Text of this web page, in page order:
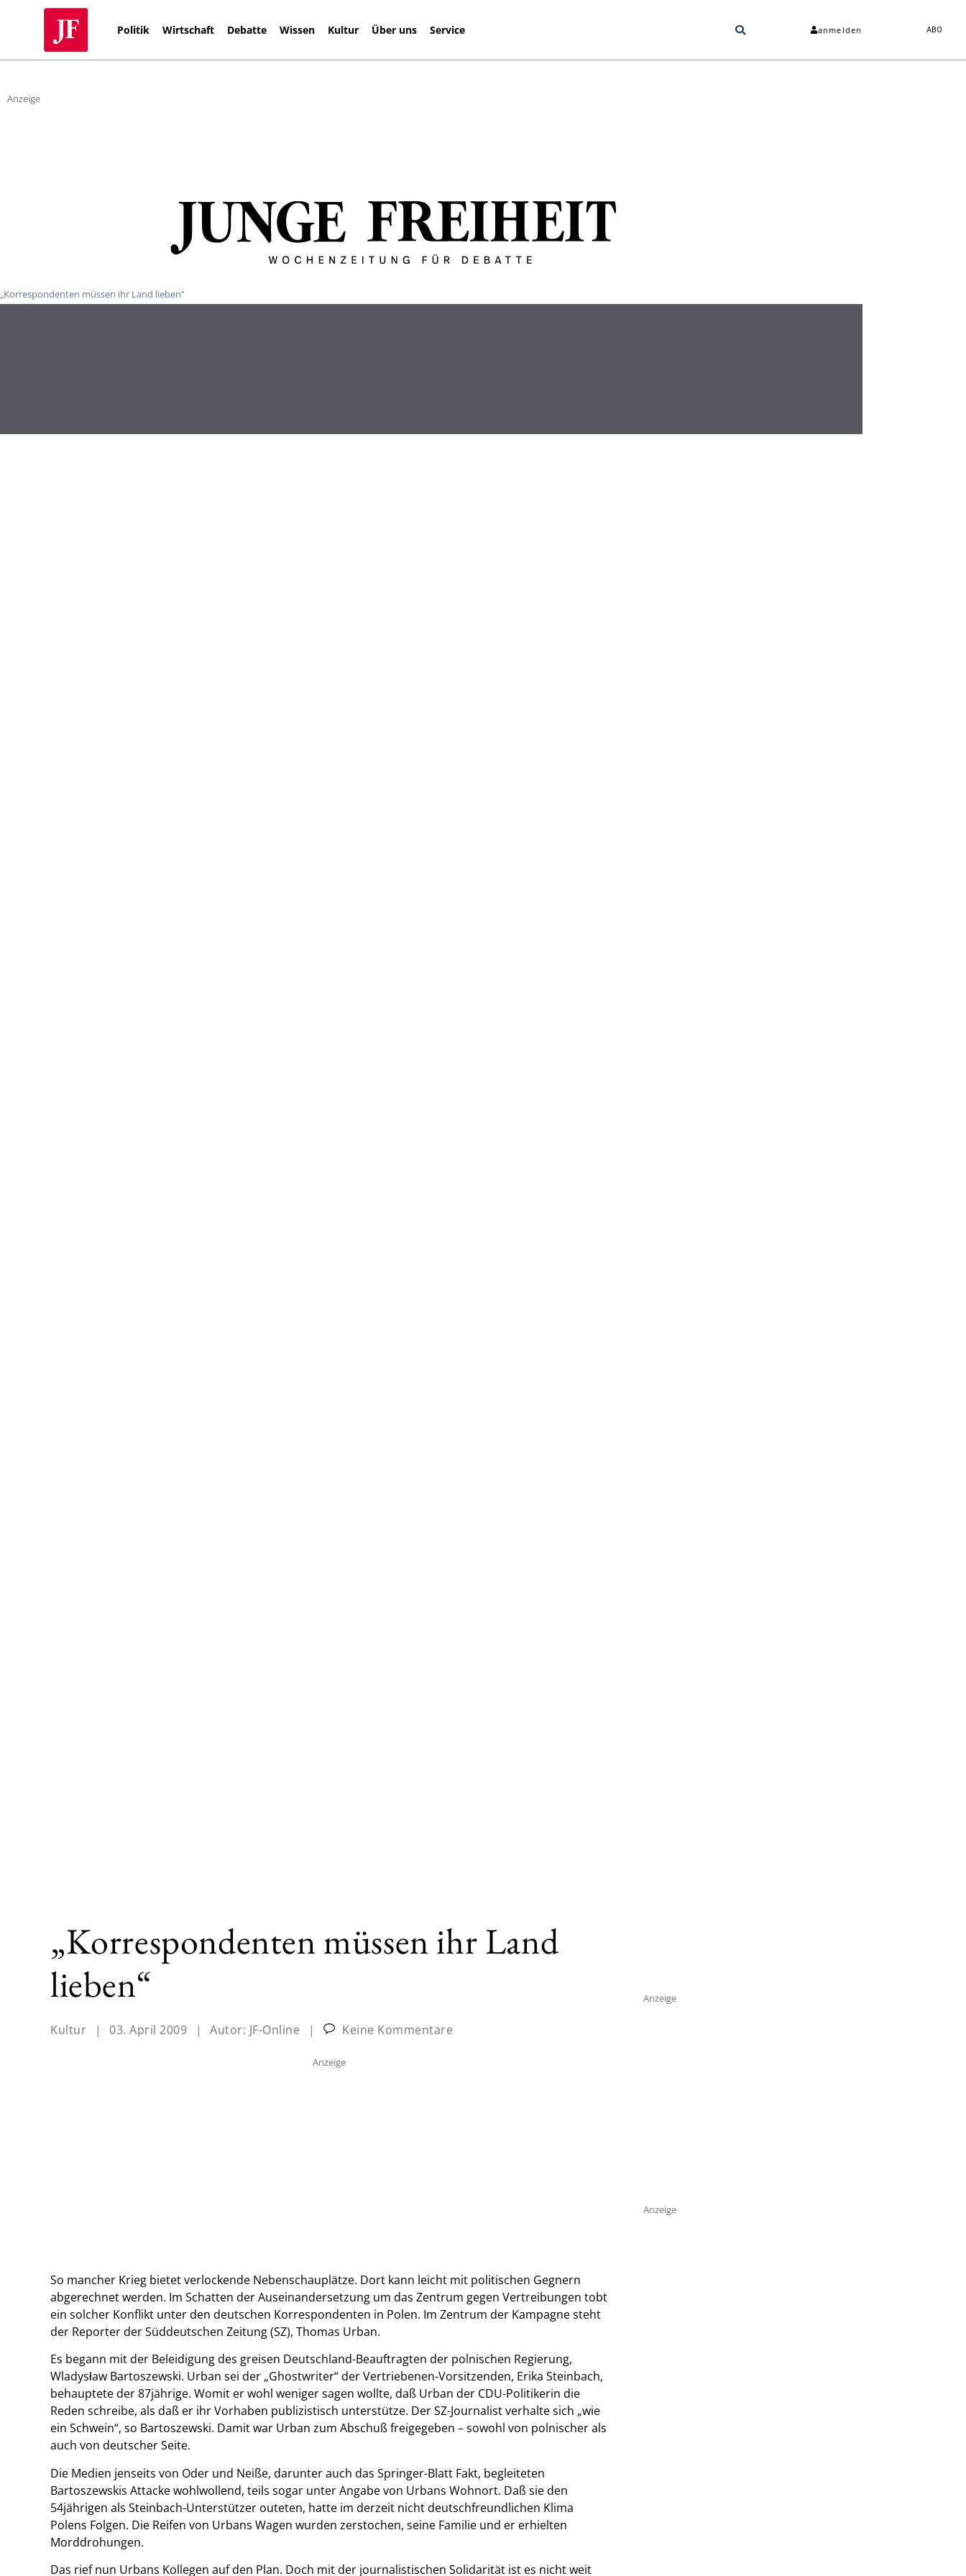
Politik Wirtschaft Debatte Wissen Kultur Über uns Service anmelden ABO
Anzeige
„Korrespondenten müssen ihr Land lieben“
„Korrespondenten müssen ihr Land
lieben“
Kultur | 03. April 2009 | Autor: JF-Online | Keine Kommentare
Anzeige
So mancher Krieg bietet verlockende Nebenschauplätze. Dort kann leicht mit politischen Gegnern
abgerechnet werden. Im Schatten der Auseinandersetzung um das Zentrum gegen Vertreibungen tobt
ein solcher Konflikt unter den deutschen Korrespondenten in Polen. Im Zentrum der Kampagne steht
der Reporter der Süddeutschen Zeitung (SZ), Thomas Urban.
Es begann mit der Beleidigung des greisen Deutschland-Beauftragten der polnischen Regierung,
Wladysław Bartoszewski. Urban sei der „Ghostwriter“ der Vertriebenen-Vorsitzenden, Erika Steinbach,
behauptete der 87jährige. Womit er wohl weniger sagen wollte, daß Urban der CDU-Politikerin die
Reden schreibe, als daß er ihr Vorhaben publizistisch unterstütze. Der SZ-Journalist verhalte sich „wie
ein Schwein“, so Bartoszewski. Damit war Urban zum Abschuß freigegeben – sowohl von polnischer als
auch von deutscher Seite.
Die Medien jenseits von Oder und Neiße, darunter auch das Springer-Blatt Fakt, begleiteten
Bartoszewskis Attacke wohlwollend, teils sogar unter Angabe von Urbans Wohnort. Daß sie den
54jährigen als Steinbach-Unterstützer outeten, hatte im derzeit nicht deutschfreundlichen Klima
Polens Folgen. Die Reifen von Urbans Wagen wurden zerstochen, seine Familie und er erhielten
Morddrohungen.
Das rief nun Urbans Kollegen auf den Plan. Doch mit der journalistischen Solidarität ist es nicht weit
Anzeige
Anzeige